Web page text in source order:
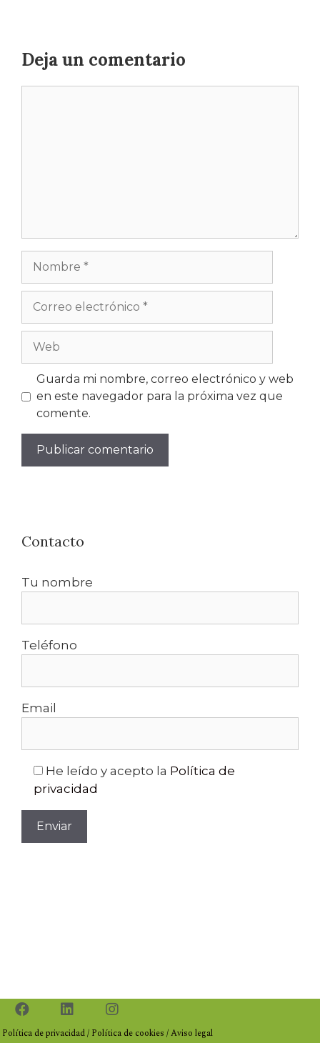
Deja un comentario
Guarda mi nombre, correo electrónico y web
en este navegador para la próxima vez que
comente.
Contacto
Tu nombre
Teléfono
Email
He leído y acepto la Política de
privacidad
Política de privacidad/ Política de cookies /Aviso legal